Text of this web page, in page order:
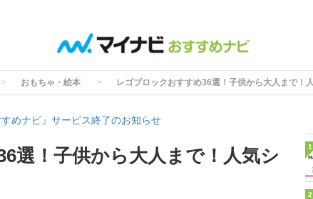
おもちゃ・絵本 レゴブロックおすすめ36選！子供から大人まで！
すめナビ』サービス終了のお知らせ
選！子供から大人まで！人気シ
1
2